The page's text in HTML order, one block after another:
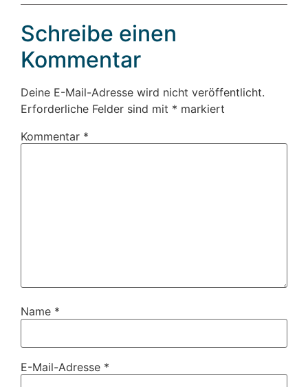
Schreibe einen
Kommentar
Deine E-Mail-Adresse wird nicht veröffentlicht.
Erforderliche Felder sind mit * markiert
Kommentar *
Name *
E-Mail-Adresse *